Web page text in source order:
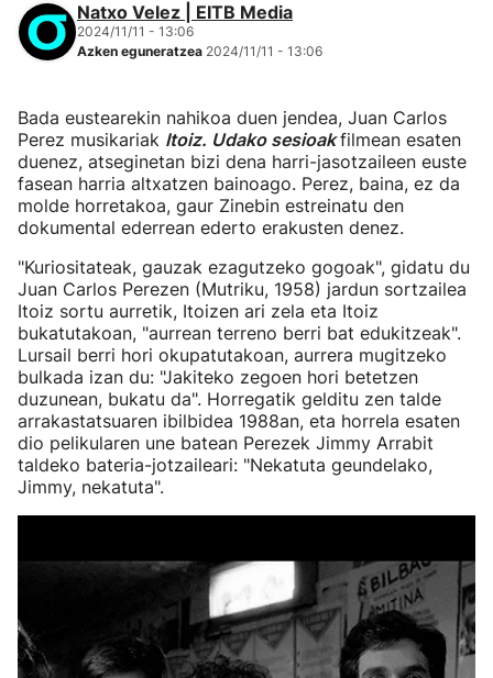
Natxo Velez | EITB Media
2024/11/11 - 13:06
Azken eguneratzea 2024/11/11 - 13:06
Bada eustearekin nahikoa duen jendea, Juan Carlos
Perez musikariak Itoiz. Udako sesioakfilmean esaten
duenez, atseginetan bizi dena harri-jasotzaileen euste
fasean harria altxatzen bainoago. Perez, baina, ez da
molde horretakoa, gaur Zinebin estreinatu den
dokumental ederrean ederto erakusten denez.
"Kuriositateak, gauzak ezagutzeko gogoak", gidatu du
Juan Carlos Perezen (Mutriku, 1958) jardun sortzailea
Itoiz sortu aurretik, Itoizen ari zela eta Itoiz
bukatutakoan, "aurrean terreno berri bat edukitzeak".
Lursail berri hori okupatutakoan, aurrera mugitzeko
bulkada izan du: "Jakiteko zegoen hori betetzen
duzunean, bukatu da". Horregatik gelditu zen talde
arrakastatsuaren ibilbidea 1988an, eta horrela esaten
dio pelikularen une batean Perezek Jimmy Arrabit
taldeko bateria-jotzaileari: "Nekatuta geundelako,
Jimmy, nekatuta".